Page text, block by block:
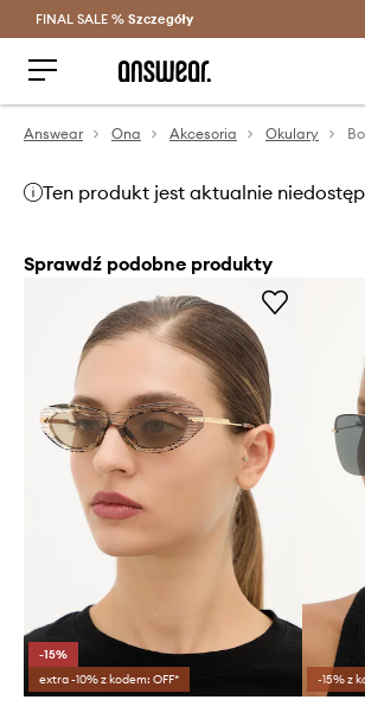
Oszczędzaj z Answear Club >
FINAL SALE % Szczegóły
Answear Ona Akcesoria Okulary
Ten produkt jest aktualnie
Sprawdź podobne produkty
-15%
extra -10% z kodem: OFF*
-15% z